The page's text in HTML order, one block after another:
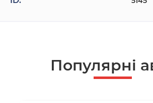
Популярнi